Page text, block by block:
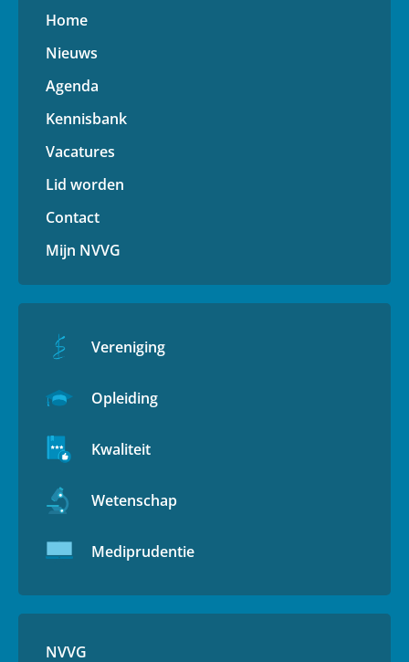
Home
Nieuws
Agenda
Kennisbank
Vacatures
Lid worden
Contact
Mijn NVVG
Vereniging
Opleiding
Kwaliteit
Wetenschap
Mediprudentie
NVVG